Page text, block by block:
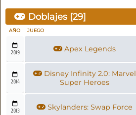
Doblajes [29]
AÑO JUEGO
2019 Apex Legends
2014
Disney Infinity 2.0: Marvel
Super Heroes
2013 Skylanders: Swap Force